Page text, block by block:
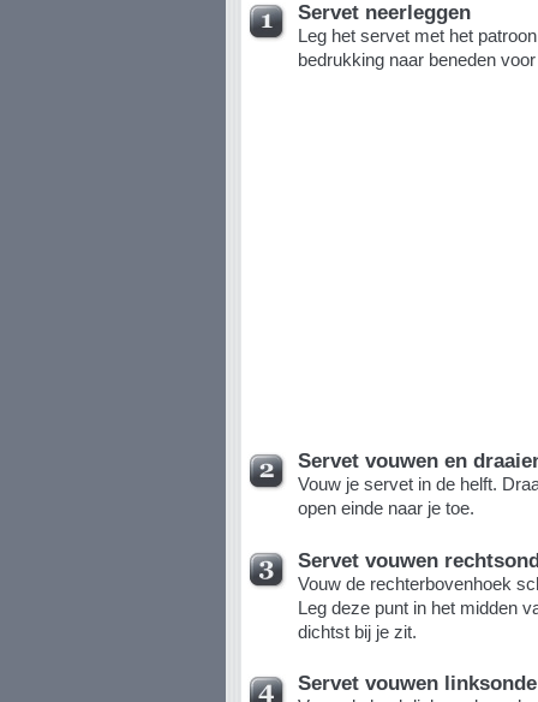
Servet neerleggen
Leg het servet met het
bedrukking naar beneden
Servet vouwen en
Vouw je servet in de helft.
open einde naar je toe.
Servet vouwen
Vouw de rechterbovenhoek
Leg deze punt in het midden
dichtst bij je zit.
Servet vouwen